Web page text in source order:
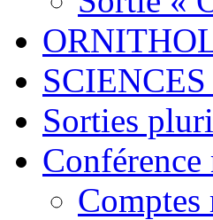
Sorties
Comptes